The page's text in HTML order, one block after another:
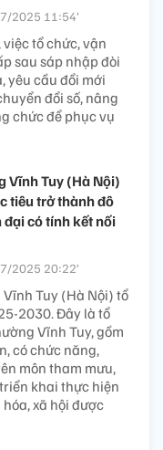
2025 11:54’
tổ chức, vận
sau sáp nhập đòi
yêu cầu đổi mới
đổi số, nâng
chức để phục vụ
Vĩnh Tuy (Hà Nội)
tiêu trở thành đô
đại có tính kết nối
2025 20:22’
Tuy (Hà Nội) tổ
2030. Đây là tổ
Vĩnh Tuy, gồm
có chức năng,
môn tham mưu,
khai thực hiện
xã hội được